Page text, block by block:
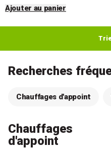
Ajouter au panier
Recherches
Chauffages d'appoint
Chauffages
d'appoint